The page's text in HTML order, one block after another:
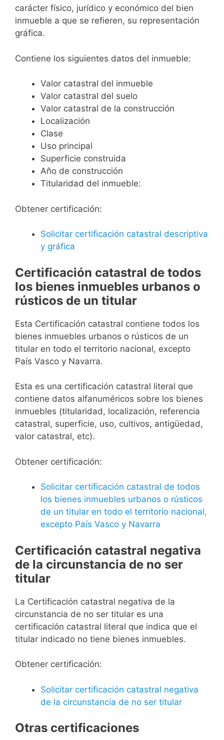
carácter físico, jurídico y económico del bien
inmueble a que se refieren, su representación
gráfica.
Contiene los siguientes datos del inmueble:
Valor catastral del inmueble
Valor catastral del suelo
Valor catastral de la construcción
Localización
Clase
Uso principal
Superficie construida
Año de construcción
Titularidad del inmueble:
Obtener certificación:
Solicitar certificación catastral descriptiva
y gráfica
Certificación catastral de todos
los bienes inmuebles urbanos o
rústicos de un titular
Esta Certificación catastral contiene todos los
bienes inmuebles urbanos o rústicos de un
titular en todo el territorio nacional, excepto
País Vasco y Navarra.
Esta es una certificación catastral literal que
contiene datos alfanuméricos sobre los bienes
inmuebles (titularidad, localización, referencia
catastral, superficie, uso, cultivos, antigüedad,
valor catastral, etc).
Obtener certificación:
Solicitar certificación catastral de todos
los bienes inmuebles urbanos o rústicos
de un titular en todo el territorio nacional,
excepto País Vasco y Navarra
Certificación catastral negativa
de la circunstancia de no ser
titular
La Certificación catastral negativa de la
circunstancia de no ser titular es una
certificación catastral literal que indica que el
titular indicado no tiene bienes inmuebles.
Obtener certificación:
Solicitar certificación catastral negativa
de la circunstancia de no ser titular
Otras certificaciones